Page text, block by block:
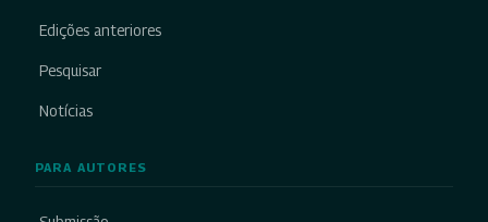
Edições anteriores
Pesquisar
Notícias
PARA AUTORES